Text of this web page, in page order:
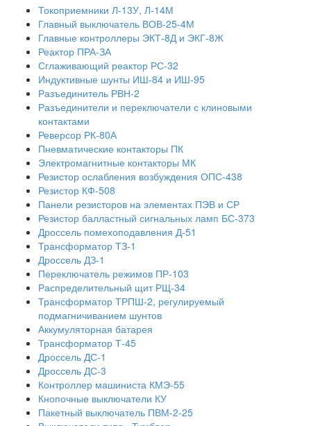
Токоприемники Л-13У, Л-14М
Главный выключатель ВОВ-25-4М
Главные контроллеры ЭКТ-8Д и ЭКГ-8Ж
Реактор ПРА-ЗА
Сглаживающий реактор РС-32
Индуктивные шунты ИШ-84 и ИШ-95
Разъединитель РВН-2
Разъединители и переключатели с клиновыми
контактами
Реверсор РК-80А
Пневматические контакторы ПК
Электромагнитные контакторы МК
Резистор ослабления возбуждения ОПС-438
Резистор КФ-508
Панели резисторов на элементах ПЭВ и СР
Резистор балластный сигнальных ламп БС-373
Дроссель помехоподавления Д-51
Трансформатор ТЗ-1
Дроссель ДЗ-1
Переключатель режимов ПР-103
Распределительный щит РЩ-34
Трансформатор ТРПШ-2, регулируемый
подмагничиванием шунтов
Аккумуляторная батарея
Трансформатор Т-45
Дроссель ДС-1
Дроссель ДС-3
Контроллер машиниста КМЭ-55
Кнопочные выключатели КУ
Пакетный выключатель ПВМ-2-25